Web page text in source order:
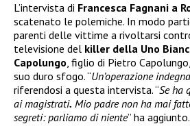
L’intervista di Francesca Fagnani a
scatenato le polemiche. In modo
parenti delle vittime a rivoltarsi
televisione del killer della Uno
Capolungo, figlio di Pietro
suo duro sfogo. “Un’operazione indegna
riferendosi a questa intervista. “Se ha
ai magistrati. Mio padre non ha mai
segreti: parliamo di niente” ha aggiunto.